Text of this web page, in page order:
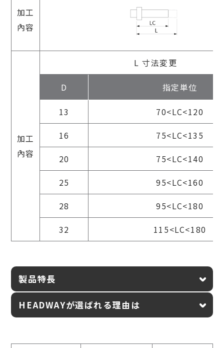
加工
內容
加工
內容
L 寸法変更
D 指定単位
13
70<LC<120
16
75<LC<135
20
75<LC<140
25
95<LC<160
28
95<LC<180
32
115<LC<180
製品特長
HEADWAYが選ばれる理由は